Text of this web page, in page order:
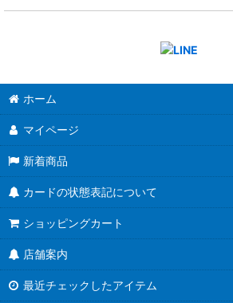
ホーム
マイページ
新着商品
カードの状態表記について
ショッピングカート
店舗案内
最近チェックしたアイテム